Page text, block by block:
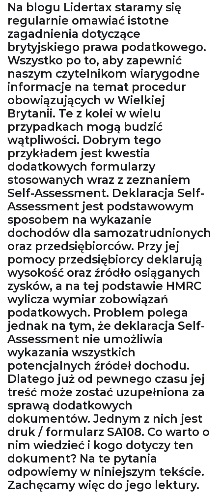
Na blogu Lidertax staramy się
regularnie omawiać istotne
zagadnienia dotyczące
brytyjskiego prawa podatkowego.
Wszystko po to, aby zapewnić
naszym czytelnikom wiarygodne
informacje na temat procedur
obowiązujących w Wielkiej
Brytanii. Te z kolei w wielu
przypadkach mogą budzić
wątpliwości. Dobrym tego
przykładem jest kwestia
dodatkowych formularzy
stosowanych wraz z zeznaniem
Self-Assessment. Deklaracja Self-
Assessment jest podstawowym
sposobem na wykazanie
dochodów dla samozatrudnionych
oraz przedsiębiorców. Przy jej
pomocy przedsiębiorcy deklarują
wysokość oraz źródło osiąganych
zysków, a na tej podstawie HMRC
wylicza wymiar zobowiązań
podatkowych. Problem polega
jednak na tym, że deklaracja Self-
Assessment nie umożliwia
wykazania wszystkich
potencjalnych źródeł dochodu.
Dlatego już od pewnego czasu jej
treść może zostać uzupełniona za
sprawą dodatkowych
dokumentów. Jednym z nich jest
druk / formularz SA108. Co warto o
nim wiedzieć i kogo dotyczy ten
dokument? Na te pytania
odpowiemy w niniejszym tekście.
Zachęcamy więc do jego lektury.